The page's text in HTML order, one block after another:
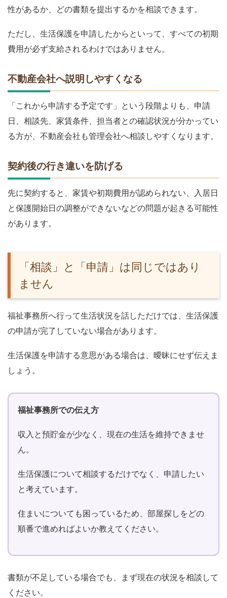
性があるか、どの書類を提出するかを相談できます。
ただし、生活保護を申請したからといって、すべての初期
費用が必ず支給されるわけではありません。
不動産会社へ説明しやすくなる
「これから申請する予定です」という段階よりも、申請
日、相談先、家賃条件、担当者との確認状況が分かってい
る方が、不動産会社も管理会社へ相談しやすくなります。
契約後の行き違いを防げる
先に契約すると、家賃や初期費用が認められない、入居日
と保護開始日の調整ができないなどの問題が起きる可能性
があります。
「相談」と「申請」は同じではあり
ません
福祉事務所へ行って生活状況を話しただけでは、生活保護
の申請が完了していない場合があります。
生活保護を申請する意思がある場合は、曖昧にせず伝えま
しょう。
福祉事務所での伝え方
収入と預貯金が少なく、現在の生活を維持できませ
ん。
生活保護について相談するだけでなく、申請したい
と考えています。
住まいについても困っているため、部屋探しをどの
順番で進めればよいか教えてください。
書類が不足している場合でも、まず現在の状況を相談して
ください。